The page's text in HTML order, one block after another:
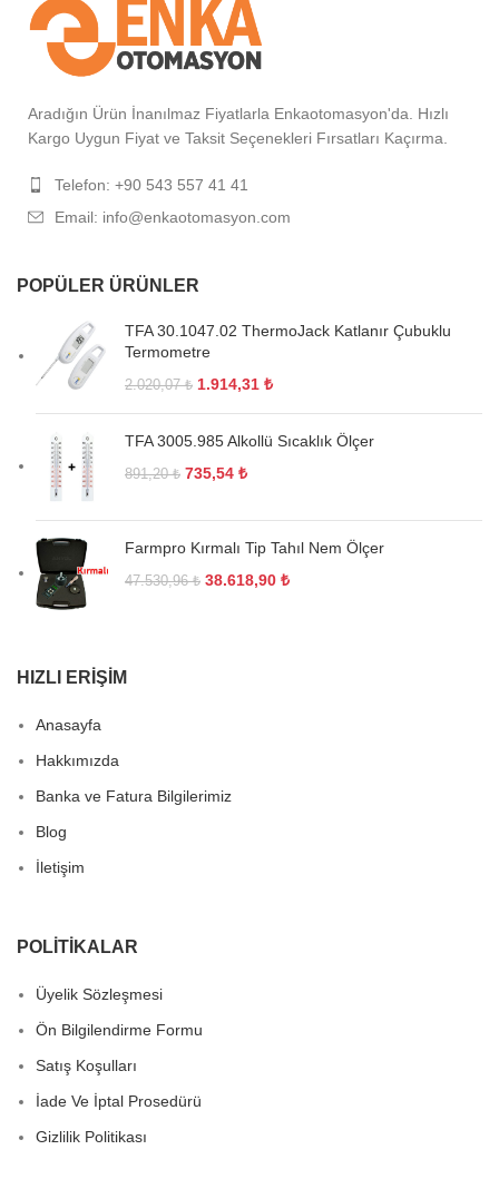
Aradığın Ürün İnanılmaz Fiyatlarla Enkaotomasyon'da. Hızlı
Kargo Uygun Fiyat ve Taksit Seçenekleri Fırsatları Kaçırma.
Telefon: +90 543 557 41 41
Email: info@enkaotomasyon.com
POPÜLER ÜRÜNLER
TFA 30.1047.02 ThermoJack Katlanır Çubuklu
Termometre
2.020,07₺ 1.914,31 ₺
TFA 3005.985 Alkollü Sıcaklık Ölçer
891,20₺ 735,54 ₺
Farmpro Kırmalı Tip Tahıl Nem Ölçer
47.530,96₺ 38.618,90 ₺
HIZLI ERIŞIM
Anasayfa
Hakkımızda
Banka ve Fatura Bilgilerimiz
Blog
İletişim
POLITIKALAR
Üyelik Sözleşmesi
Ön Bilgilendirme Formu
Satış Koşulları
İade Ve İptal Prosedürü
Gizlilik Politikası